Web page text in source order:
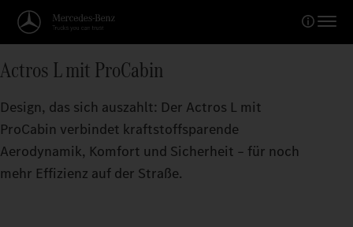
Actros L mit ProCabin
Design, das sich auszahlt: Der Actros L mit
ProCabin verbindet kraftstoffsparende
Aerodynamik, Komfort und Sicherheit – für noch
mehr Effizienz auf der Straße.